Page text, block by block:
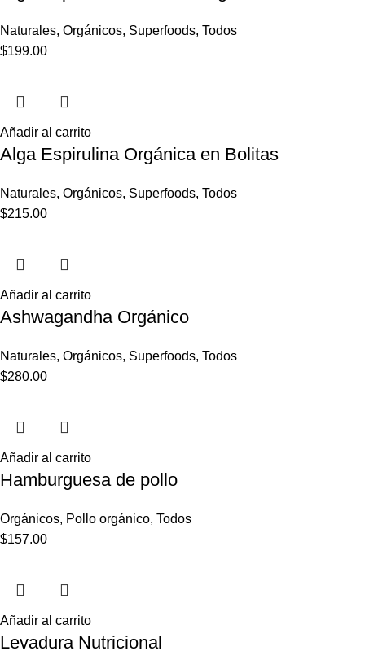
Naturales, Orgánicos, Superfoods, Todos
$199.00
Añadir al carrito
Alga Espirulina Orgánica en Bolitas
Naturales, Orgánicos, Superfoods, Todos
$215.00
Añadir al carrito
Ashwagandha Orgánico
Naturales, Orgánicos, Superfoods, Todos
$280.00
Añadir al carrito
Hamburguesa de pollo
Orgánicos, Pollo orgánico, Todos
$157.00
Añadir al carrito
Levadura Nutricional